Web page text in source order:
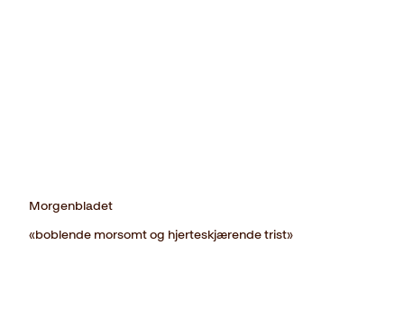
Morgenbladet
«boblende morsomt og hjerteskjærende trist»